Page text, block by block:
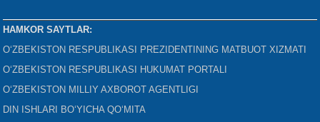
HAMKOR SAYTLAR:
O‘ZBEKISTON RESPUBLIKASI PREZIDENTINING MATBUOT XIZMATI
O‘ZBEKISTON RESPUBLIKASI HUKUMAT PORTALI
O‘ZBEKISTON MILLIY AXBOROT AGENTLIGI
DIN ISHLARI BO‘YICHA QO‘MITA